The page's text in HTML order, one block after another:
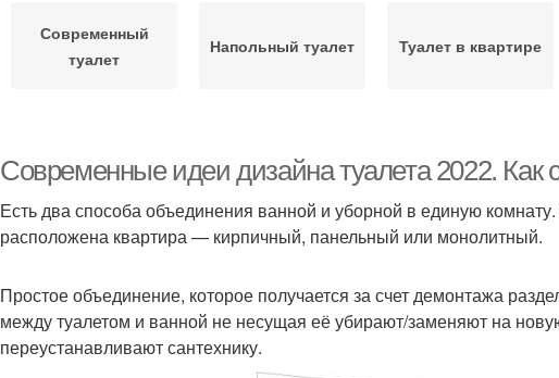
Современный
туалет
Напольный туалет Туалет в квартире
Современные идеи дизайна туалета 2022. Как
Есть два способа объединения ванной и уборной в единую
расположена квартира — кирпичный, панельный или монолитный.
Простое объединение, которое получается за счет демонтажа
между туалетом и ванной не несущая её убирают/заменяют на
переустанавливают сантехнику.